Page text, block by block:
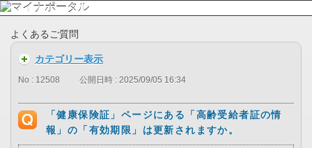
よくあるご質問
カテゴリー表示
No : 12508 公開日時 : 2025/09/05 16:34
「健康保険証」ページにある「高齢受給者証の情
報」の「有効期限」は更新されますか。